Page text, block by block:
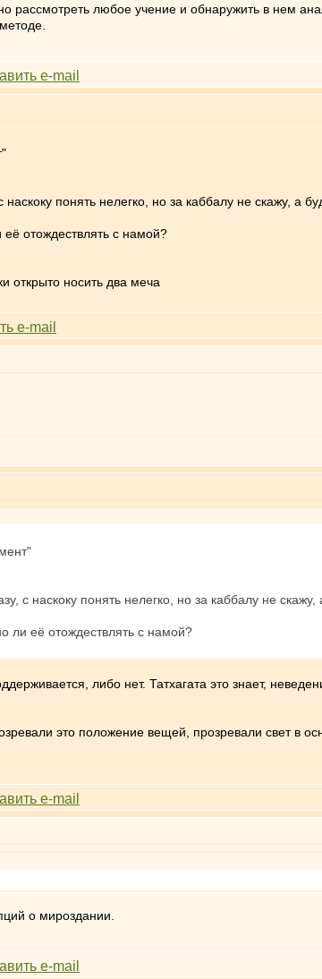
рассмотреть любое учение и обнаружить в нем
понять нелегко, но за каббалу не скажу, а
отождествлять с намой?
открыто носить два меча
с наскоку понять нелегко, но за каббалу не
ли её отождествлять с намой?
либо нет. Татхагата это знает,
это положение вещей, прозревали свет в
о мироздании.